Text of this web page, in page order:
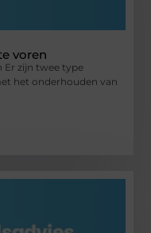
voren
Er zijn twee type
het onderhouden van